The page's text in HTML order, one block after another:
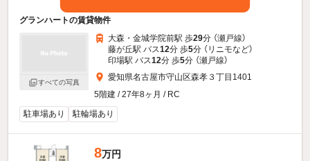
グランハートの賃貸物件
すべての写真
大森・金城学院前駅 歩29分 （瀬戸線）
藤が丘駅 バス12分 歩5分 （リニモなど）
印場駅 バス12分 歩5分 （瀬戸線）
愛知県名古屋市守山区森孝３丁目1401
5階建 / 27年8ヶ月 / RC
駐車場あり
駐輪場あり
8万円